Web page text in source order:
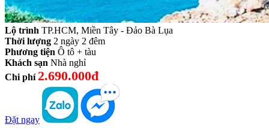
Lộ trình TP.HCM, Miền Tây - Đảo Bà Lụa
Thời lượng 2 ngày 2 đêm
Phương tiện Ô tô + tàu
Khách sạn Nhà nghỉ
Chi phí 2.690.000đ
Đặt ngay